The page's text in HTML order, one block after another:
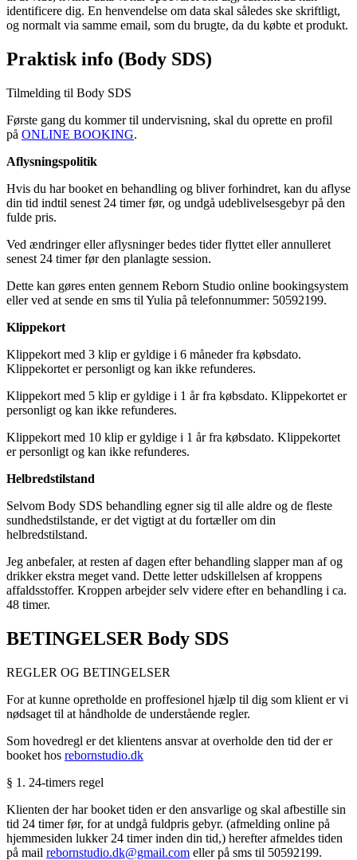
identificere dig. En henvendelse om data skal således ske skriftligt,
og normalt via samme email, som du brugte, da du købte et produkt.
Praktisk info (Body SDS)
Tilmelding til Body SDS
Første gang du kommer til undervisning, skal du oprette en profil
på ONLINE BOOKING.
Aflysningspolitik
Hvis du har booket en behandling og bliver forhindret, kan du aflyse
din tid indtil senest 24 timer før, og undgå udeblivelsesgebyr på den
fulde pris.
Ved ændringer eller aflysninger bedes tider flyttet eller annulleret
senest 24 timer før den planlagte session.
Dette kan gøres enten gennem Reborn Studio online bookingsystem
eller ved at sende en sms til Yulia på telefonnummer: 50592199.
Klippekort
Klippekort med 3 klip er gyldige i 6 måneder fra købsdato.
Klippekortet er personligt og kan ikke refunderes.
Klippekort med 5 klip er gyldige i 1 år fra købsdato. Klippekortet er
personligt og kan ikke refunderes.
Klippekort med 10 klip er gyldige i 1 år fra købsdato. Klippekortet
er personligt og kan ikke refunderes.
Helbredstilstand
Selvom Body SDS behandling egner sig til alle aldre og de fleste
sundhedstilstande, er det vigtigt at du fortæller om din
helbredstilstand.
Jeg anbefaler, at resten af dagen efter behandling slapper man af og
drikker ekstra meget vand. Dette letter udskillelsen af kroppens
affaldsstoffer. Kroppen arbejder selv videre efter en behandling i ca.
48 timer.
BETINGELSER Body SDS
REGLER OG BETINGELSER
For at kunne opretholde en proffesionel hjælp til dig som klient er vi
nødsaget til at håndholde de understående regler.
Som hovedregl er det klientens ansvar at overholde den tid der er
booket hos rebornstudio.dk
§ 1. 24-timers regel
Klienten der har booket tiden er den ansvarlige og skal afbestille sin
tid 24 timer før, for at undgå fuldpris gebyr. (afmelding online på
hjemmesiden lukker 24 timer inden din tid,) herefter afmeldes tiden
på mail rebornstudio.dk@gmail.com eller på sms til 50592199.